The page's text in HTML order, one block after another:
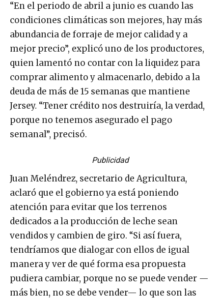
“En el periodo de abril a junio es cuando las
condiciones climáticas son mejores, hay más
abundancia de forraje de mejor calidad y a
mejor precio”, explicó uno de los productores,
quien lamentó no contar con la liquidez para
comprar alimento y almacenarlo, debido a la
deuda de más de 15 semanas que mantiene
Jersey. “Tener crédito nos destruiría, la verdad,
porque no tenemos asegurado el pago
semanal”, precisó.
Publicidad
Juan Meléndrez, secretario de Agricultura,
aclaró que el gobierno ya está poniendo
atención para evitar que los terrenos
dedicados a la producción de leche sean
vendidos y cambien de giro. “Si así fuera,
tendríamos que dialogar con ellos de igual
manera y ver de qué forma esa propuesta
pudiera cambiar, porque no se puede vender —
más bien, no se debe vender— lo que son las